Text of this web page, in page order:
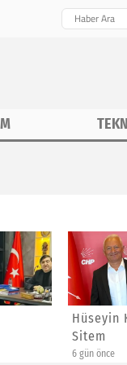
Hüseyin
Sitem
6 gün önce